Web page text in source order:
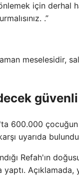
için derhal
.”
meselesidir,
600.000
uyarıda
Refah'ın
yaptı.